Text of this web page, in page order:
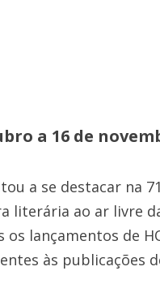
a 16 de
a se destacar na
literária ao ar livre
lançamentos de
às publicações